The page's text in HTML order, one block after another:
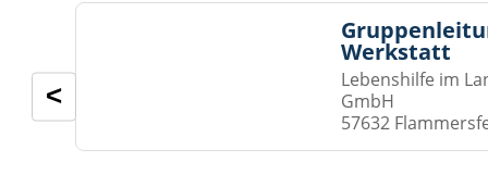
Werkstatt
Lebenshilfe im
GmbH
57632
<